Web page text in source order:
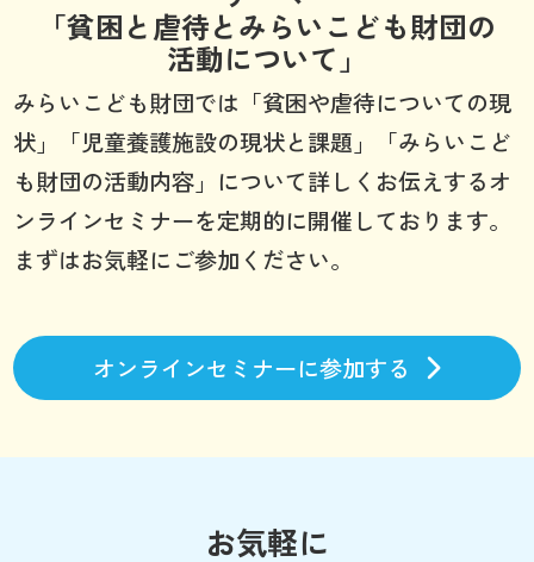
「貧困と虐待とみらいこども財団の
活動について」
みらいこども財団では「貧困や虐待についての現
状」「児童養護施設の現状と課題」「みらいこど
も財団の活動内容」について詳しくお伝えするオ
ンラインセミナーを定期的に開催しております。
まずはお気軽にご参加ください。
オンラインセミナーに参加する
お気軽に